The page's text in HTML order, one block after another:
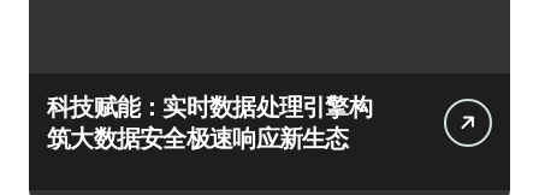
科技赋能：实时数据处理引擎构
筑大数据安全极速响应新生态